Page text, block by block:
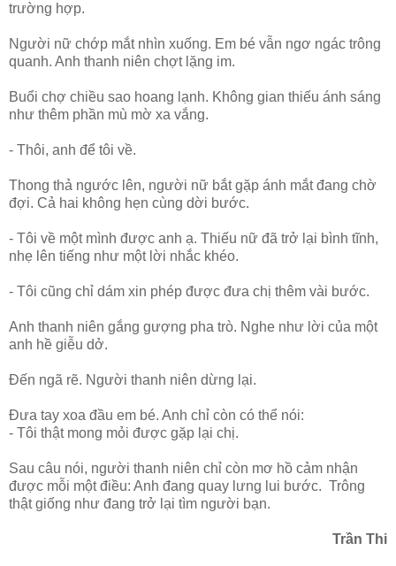
trường hợp.
Người nữ chớp mắt nhìn xuống. Em bé vẫn ngơ ngác trông
quanh. Anh thanh niên chợt lặng im.
Buổi chợ chiều sao hoang lạnh. Không gian thiếu ánh sáng
như thêm phần mù mờ xa vắng.
- Thôi, anh để tôi về.
Thong thả ngước lên, người nữ bắt gặp ánh mắt đang chờ
đợi. Cả hai không hẹn cùng dời bước.
- Tôi về một mình được anh ạ. Thiếu nữ đã trở lại bình tĩnh,
nhẹ lên tiếng như một lời nhắc khéo.
- Tôi cũng chỉ dám xin phép được đưa chị thêm vài bước.
Anh thanh niên gắng gượng pha trò. Nghe như lời của một
anh hề giễu dở.
Đến ngã rẽ. Người thanh niên dừng lại.
Đưa tay xoa đầu em bé. Anh chỉ còn có thể nói:
- Tôi thật mong mỏi được gặp lại chị.
Sau câu nói, người thanh niên chỉ còn mơ hồ cảm nhận
được mỗi một điều: Anh đang quay lưng lui bước. Trông
thật giống như đang trở lại tìm người bạn.
Trần Thi